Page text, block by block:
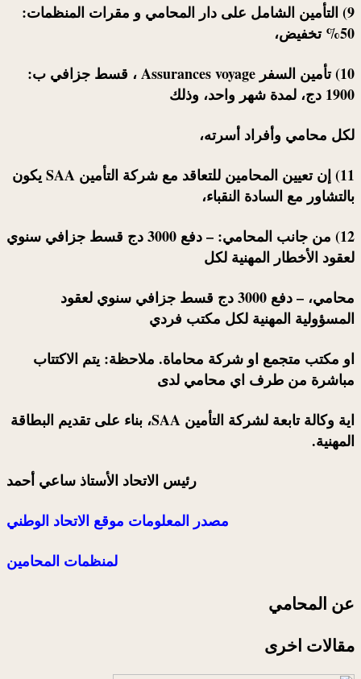
9) التأمين الشامل على دار المحامي و مقرات المنظمات:
50% تخفيض،
10) تأمين السفر Assurances voyage ، قسط جزافي ب:
1900 دج، لمدة شهر واحد، وذلك
لكل محامي وأفراد أسرته،
11) إن تعيين المحامين للتعاقد مع شركة التأمين SAA يكون
بالتشاور مع السادة النقباء،
12) من جانب المحامي: – دفع 3000 دج قسط جزافي سنوي
لعقود الأخطار المهنية لكل
محامي، – دفع 3000 دج قسط جزافي سنوي لعقود
المسؤولية المهنية لكل مكتب فردي
او مكتب متجمع او شركة محاماة. ملاحظة: يتم الاكتتاب
مباشرة من طرف اي محامي لدى
اية وكالة تابعة لشركة التأمين SAA، بناء على تقديم البطاقة
المهنية.
رئيس الاتحاد الأستاذ ساعي أحمد
مصدر المعلومات موقع الاتحاد الوطني
لمنظمات المحامين
عن المحامي
مقالات اخرى